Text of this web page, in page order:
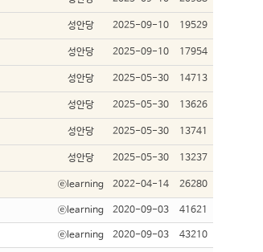
성안당 2025-09-10 19529
성안당 2025-09-10 17954
성안당 2025-05-30 14713
성안당 2025-05-30 13626
성안당 2025-05-30 13741
성안당 2025-05-30 13237
ⓔlearning 2022-04-14 26280
ⓔlearning 2020-09-03 41621
ⓔlearning 2020-09-03 43210